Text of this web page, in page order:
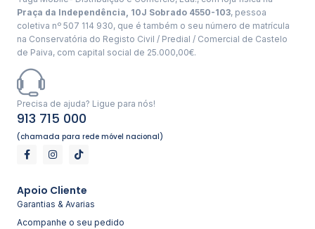
Praça da Independência, 10J Sobrado 4550-103, pessoa
coletiva nº 507 114 930, que é também o seu número de matrícula
na Conservatória do Registo Civil / Predial / Comercial de Castelo
de Paiva, com capital social de 25.000,00€.
Precisa de ajuda? Ligue para nós!
913 715 000
(chamada para rede móvel nacional)
Apoio Cliente
Garantias & Avarias
Acompanhe o seu pedido